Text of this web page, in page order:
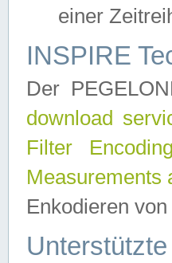
einer
INSPIRE
Der
download
Filter
Measurements
Enkodieren